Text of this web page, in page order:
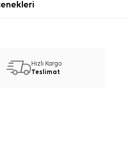
Hızlı Kargo
Teslimat